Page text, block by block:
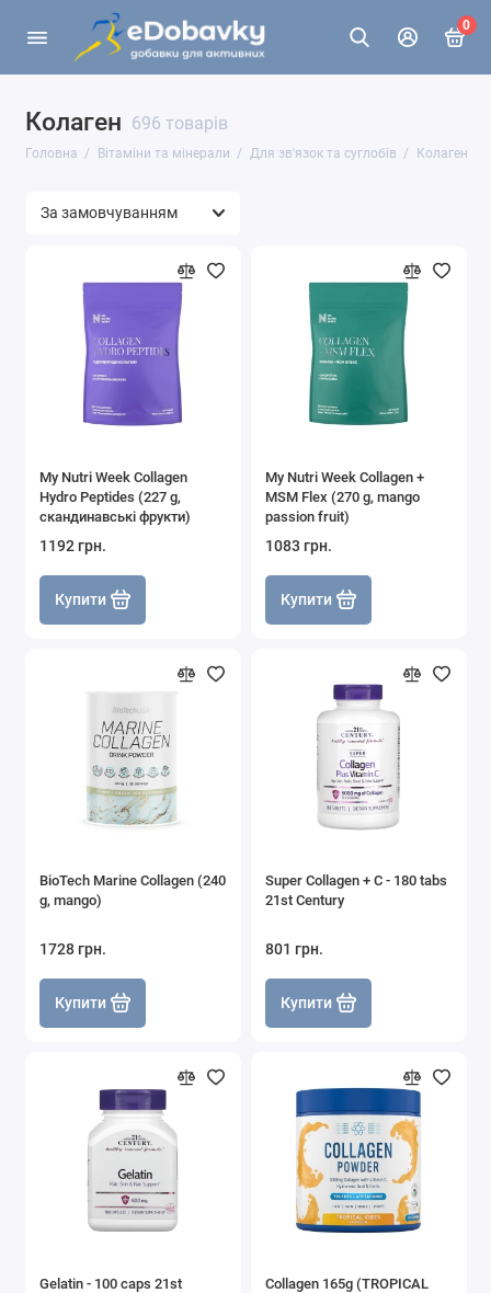
0
Колаген 696 товарів
Головна Вітаміни та мінерали Для зв'язок та суглобів Колаген
My Nutri Week Collagen
Hydro Peptides (227 g,
скандинавські фрукти)
1192 грн.
Купити
My Nutri Week Collagen +
MSM Flex (270 g, mango
passion fruit)
1083 грн.
Купити
BioTech Marine Collagen (240
g, mango)
1728 грн.
Купити
Super Collagen + C - 180 tabs
21st Century
801 грн.
Купити
Gelatin - 100 caps 21st
Collagen 165g (TROPICAL